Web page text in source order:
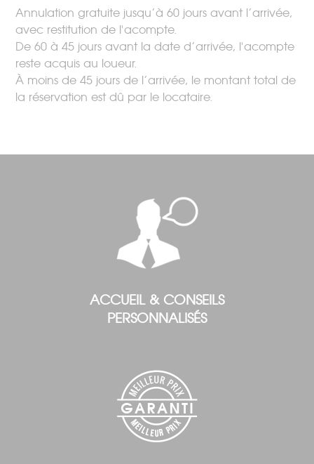
Annulation gratuite jusqu’à 60 jours avant l’arrivée,
avec restitution de l'acompte.
De 60 à 45 jours avant la date d’arrivée, l'acompte
reste acquis au loueur.
À moins de 45 jours de l’arrivée, le montant total de
la réservation est dû par le locataire.
ACCUEIL & CONSEILS
PERSONNALISÉS